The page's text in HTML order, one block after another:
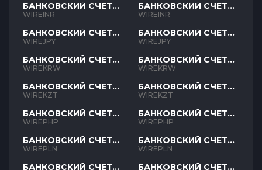
БАНКОВСКИЙ СЧЕТ
INR
WIREINR
БАНКОВСКИЙ СЧЕТ
JPY
WIREJPY
БАНКОВСКИЙ СЧЕТ
KRW
WIREKRW
БАНКОВСКИЙ СЧЕТ
KZT
WIREKZT
БАНКОВСКИЙ СЧЕТ
PHP
WIREPHP
БАНКОВСКИЙ СЧЕТ
PLN
WIREPLN
БАНКОВСКИЙ СЧЕТ
БАНКОВСКИЙ СЧЕТ
INR
WIREINR
БАНКОВСКИЙ СЧЕТ
JPY
WIREJPY
БАНКОВСКИЙ СЧЕТ
KRW
WIREKRW
БАНКОВСКИЙ СЧЕТ
KZT
WIREKZT
БАНКОВСКИЙ СЧЕТ
PHP
WIREPHP
БАНКОВСКИЙ СЧЕТ
PLN
WIREPLN
БАНКОВСКИЙ СЧЕТ